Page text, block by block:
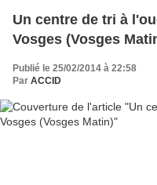
Un centre de tri à
Vosges (Vosges
Publié le 25/02/2014 à 22:58
Par ACCID